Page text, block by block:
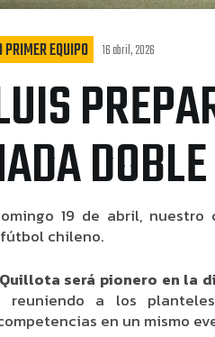
EQUIPO 16 abril, 2026
19 de abril,
chileno.
será pionero en
reuniendo a los
en un mismo